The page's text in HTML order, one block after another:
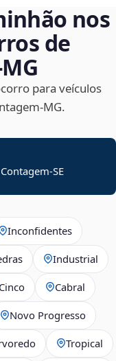
nos
de
para veículos
Contagem-SE
Inconfidentes
Industrial
Cinco Cabral
Novo Progresso
Tropical